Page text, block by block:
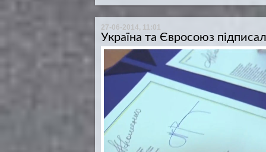
27-06-2014, 11:01
Україна та Євросоюз